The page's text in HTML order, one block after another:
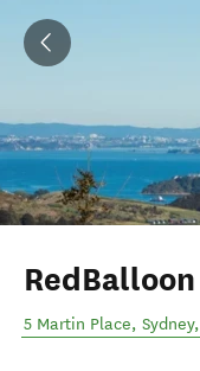
RedBalloon
5 Martin Place, Sydney,